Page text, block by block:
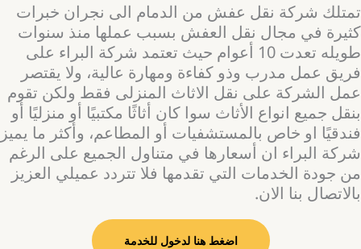
تمتلك شركة نقل عفش من الدمام الى نجران خبرات
كثيرة في مجال نقل العفش بسبب عملها منذ سنوات
طويله تعدت 10 أعوام حيث تعتمد شركة البراء على
فريق عمل مدرب وذو كفاءة ومهارة عالية، ولا يقتصر
عمل الشركة على نقل الاثاث المنزلى فقط ولكن تقوم
بنقل جميع انواع الأثاث سوا كان أثاثًا مكتبيًا أو منزليًا أو
فندقيًا او خاص بالمستشفيات أو المطاعم، وأكثر ما يميز
شركة البراء ان أسعارها في متناول الجميع على الرغم
من جودة الخدمات التي تقدمها فلا تتردد عميلي العزيز
بالاتصال بنا الان.
اضغط هنا لدخول للخدمة